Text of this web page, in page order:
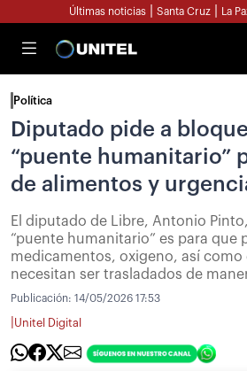
Últimas noticias Santa Cruz La
Política
Diputado pide a
“puente humanitario”
de alimentos y
El diputado de Libre, Antonio
“puente humanitario” es para que
medicamentos, oxigeno, así como
necesitan ser trasladados de
Publicación: 14/05/2026 17:53
Unitel Digital